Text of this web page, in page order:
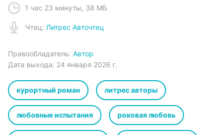
1 час 23 минуты, 38 МБ
Чтец: Литрес Авточтец
Правообладатель: Автор
Дата выхода: 24 января 2026 г.
курортный роман литрес авторы
любовные испытания роковая любовь